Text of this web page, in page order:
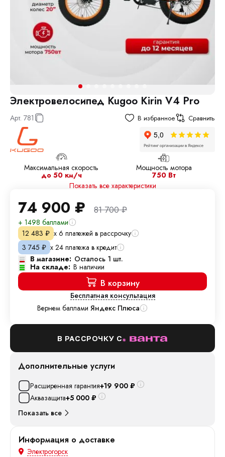
Электровелосипед Kugoo Kirin V4 Pro
Арт. 781 В избранное Сравнить
Максимальная скорость
до 50 км/ч
Мощность мотора
750 Вт
Показать все характеристики
74 900 ₽ 81 700₽
+ 1498 баллами
12 483 ₽ х 6 платежей в рассрочку
3 745 ₽ х 24 платежа в кредит
В магазине: Осталось 1 шт.
На складе: В наличии
В корзину
Бесплатная консультация
Вернем баллами Яндекс Плюса
В РАССРОЧКУ С
Дополнительные услуги
Расширенная гарантия+19 900 ₽
Аквазащита+5 000 ₽
Показать все
Информация о доставке
Электрогорск